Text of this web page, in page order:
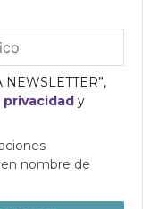
NEWSLETTER”,
y
nombre de